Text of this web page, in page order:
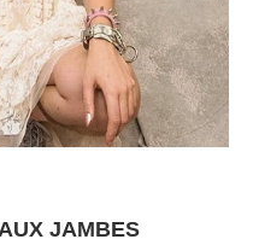
JAMBES